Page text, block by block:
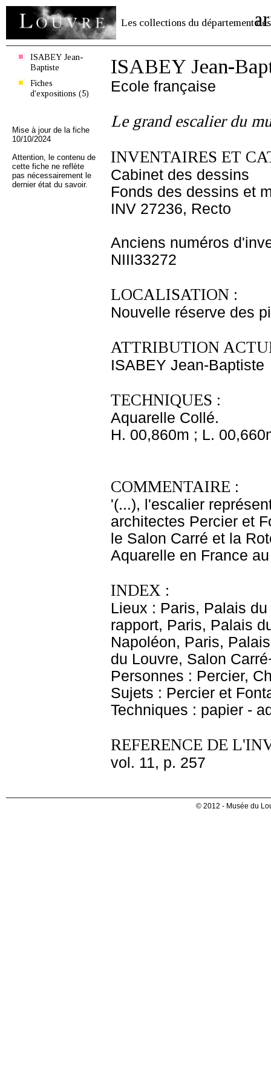
Les collections du département des
ISABEY Jean-
Baptiste
Fiches
d'expositions (5)
Mise à jour de la fiche
10/10/2024
Attention, le contenu de
cette fiche ne reflète
pas nécessairement le
dernier état du savoir.
ISABEY Jean-
Ecole française
Le grand escalier du
INVENTAIRES ET
Cabinet des dessins
Fonds des dessins et
INV 27236, Recto
Anciens numéros
NIII33272
LOCALISATION :
Nouvelle réserve des
ATTRIBUTION
ISABEY Jean-Baptiste
TECHNIQUES :
Aquarelle Collé.
H. 00,860m ; L.
COMMENTAIRE :
'(...), l'escalier
architectes Percier et
le Salon Carré et la
Aquarelle en France
INDEX :
Lieux : Paris, Palais
rapport, Paris, Palais
Napoléon, Paris,
du Louvre, Salon
Personnes : Percier,
Sujets : Percier et
Techniques : papier -
REFERENCE DE
vol. 11, p. 257
© 2012 - Musée du